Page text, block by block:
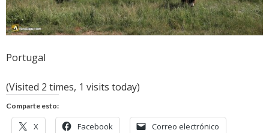
Portugal
(Visited 2 times, 1 visits today)
Comparte esto:
X Facebook Correo electrónico